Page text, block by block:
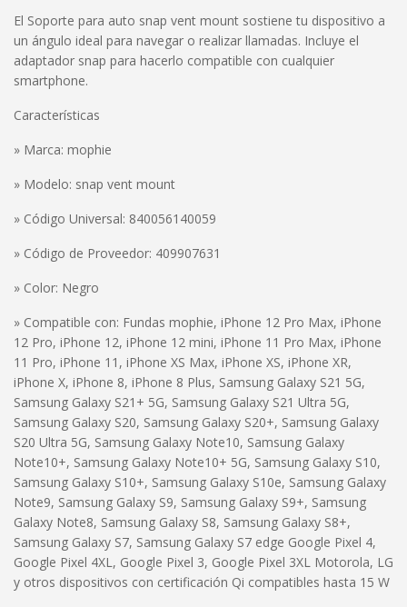
El Soporte para auto snap vent mount sostiene tu dispositivo a
un ángulo ideal para navegar o realizar llamadas. Incluye el
adaptador snap para hacerlo compatible con cualquier
smartphone.
Características
» Marca: mophie
» Modelo: snap vent mount
» Código Universal: 840056140059
» Código de Proveedor: 409907631
» Color: Negro
» Compatible con: Fundas mophie, iPhone 12 Pro Max, iPhone
12 Pro, iPhone 12, iPhone 12 mini, iPhone 11 Pro Max, iPhone
11 Pro, iPhone 11, iPhone XS Max, iPhone XS, iPhone XR,
iPhone X, iPhone 8, iPhone 8 Plus, Samsung Galaxy S21 5G,
Samsung Galaxy S21+ 5G, Samsung Galaxy S21 Ultra 5G,
Samsung Galaxy S20, Samsung Galaxy S20+, Samsung Galaxy
S20 Ultra 5G, Samsung Galaxy Note10, Samsung Galaxy
Note10+, Samsung Galaxy Note10+ 5G, Samsung Galaxy S10,
Samsung Galaxy S10+, Samsung Galaxy S10e, Samsung Galaxy
Note9, Samsung Galaxy S9, Samsung Galaxy S9+, Samsung
Galaxy Note8, Samsung Galaxy S8, Samsung Galaxy S8+,
Samsung Galaxy S7, Samsung Galaxy S7 edge Google Pixel 4,
Google Pixel 4XL, Google Pixel 3, Google Pixel 3XL Motorola, LG
y otros dispositivos con certificación Qi compatibles hasta 15 W